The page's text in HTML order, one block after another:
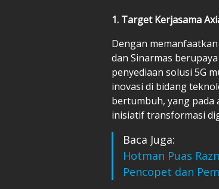
1. Target Kerjasama
Dengan
dan Sinarmas
penyediaan solusi 5G
inovasi di bidang
bertumbuh, yang pada
inisiatif transformasi
Baca Juga:
Hotman Puas
Pencopet dan